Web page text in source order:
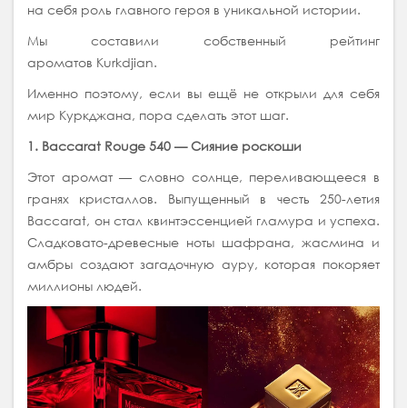
на себя роль главного героя в уникальной истории.
Мы составили собственный рейтинг
ароматов Kurkdjian.
Именно поэтому, если вы ещё не открыли для себя
мир Куркджана, пора сделать этот шаг.
1. Baccarat Rouge 540 — Сияние роскоши
Этот аромат — словно солнце, переливающееся в
гранях кристаллов. Выпущенный в честь 250-летия
Baccarat, он стал квинтэссенцией гламура и успеха.
Сладковато-древесные ноты шафрана, жасмина и
амбры создают загадочную ауру, которая покоряет
миллионы людей.